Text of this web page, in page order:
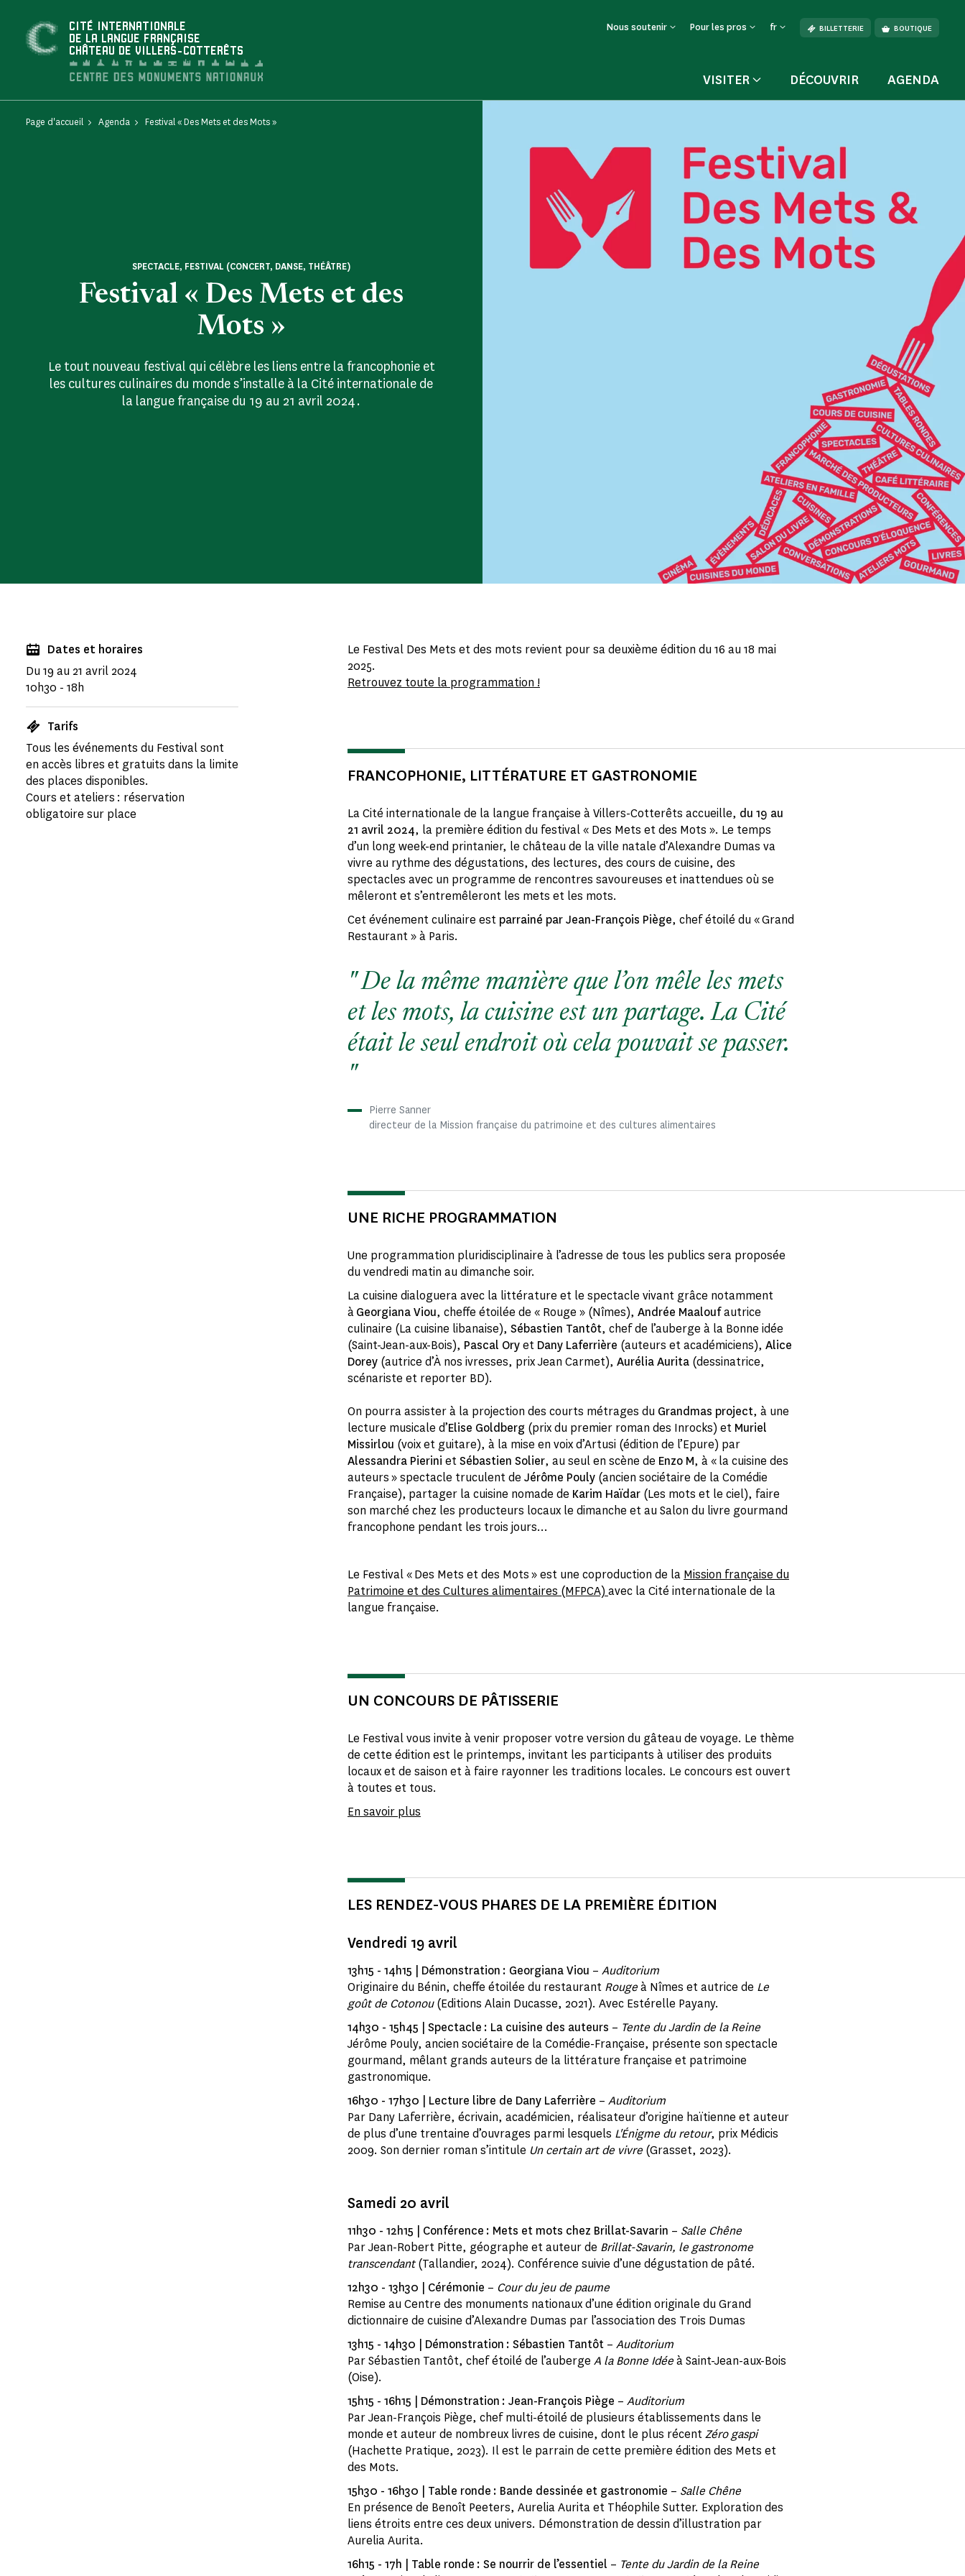
CITÉ INTERNATIONALE
DE LA LANGUE FRANÇAISE
CHÂTEAU DE VILLERS-COTTERÊTS
Nous soutenir Pour les pros fr BILLETTERIE BOUTIQUE
VISITER DÉCOUVRIR AGENDA
Page d'accueil Agenda Festival « Des Mets et des Mots »
Festival « Des Mets et des
Mots »
SPECTACLE, FESTIVAL (CONCERT, DANSE, THÉÂTRE)
Le tout nouveau festival qui célèbre les liens entre la francophonie et
les cultures culinaires du monde s’installe à la Cité internationale de
la langue française du 19 au 21 avril 2024.
Dates et horaires
Du 19 au 21 avril 2024
10h30 - 18h
Tarifs
Tous les événements du Festival sont
en accès libres et gratuits dans la limite
des places disponibles.
Cours et ateliers : réservation
obligatoire sur place
Le Festival Des Mets et des mots revient pour sa deuxième édition du 16 au 18 mai
2025.
Retrouvez toute la programmation !
FRANCOPHONIE, LITTÉRATURE ET GASTRONOMIE
La Cité internationale de la langue française à Villers-Cotterêts accueille, du 19 au
21 avril 2024, la première édition du festival « Des Mets et des Mots ». Le temps
d’un long week-end printanier, le château de la ville natale d’Alexandre Dumas va
vivre au rythme des dégustations, des lectures, des cours de cuisine, des
spectacles avec un programme de rencontres savoureuses et inattendues où se
mêleront et s’entremêleront les mets et les mots.
Cet événement culinaire est parrainé par Jean-François Piège, chef étoilé du « Grand
Restaurant » à Paris.
De la même manière que l’on mêle les mets
et les mots, la cuisine est un partage. La Cité
était le seul endroit où cela pouvait se passer.
Pierre Sanner
directeur de la Mission française du patrimoine et des cultures alimentaires
UNE RICHE PROGRAMMATION
Une programmation pluridisciplinaire à l’adresse de tous les publics sera proposée
du vendredi matin au dimanche soir.
La cuisine dialoguera avec la littérature et le spectacle vivant grâce notamment
àGeorgiana Viou, cheffe étoilée de « Rouge » (Nîmes), Andrée Maaloufautrice
culinaire (La cuisine libanaise), Sébastien Tantôt, chef de l’auberge à la Bonne idée
(Saint-Jean-aux-Bois), Pascal Oryet Dany Laferrière (auteurs et académiciens), Alice
Dorey (autrice d’À nos ivresses, prix Jean Carmet), Aurélia Aurita (dessinatrice,
scénariste et reporter BD).
On pourra assister à la projection des courts métrages du Grandmas project, à une
lecture musicale d’Elise Goldberg (prix du premier roman des Inrocks) et Muriel
Missirlou (voix et guitare), à la mise en voix d’Artusi (édition de l’Epure) par
Alessandra Pierini etSébastien Solier, au seul en scène de Enzo M, à « la cuisine des
auteurs » spectacle truculent de Jérôme Pouly (ancien sociétaire de la Comédie
Française), partager la cuisine nomade de Karim Haïdar (Les mots et le ciel), faire
son marché chez les producteurs locaux le dimanche et au Salon du livre gourmand
francophone pendant les trois jours…
Le Festival « Des Mets et des Mots » est une coproduction de la Mission française du
Patrimoine et des Cultures alimentaires (MFPCA) avec la Cité internationale de la
langue française.
UN CONCOURS DE PÂTISSERIE
Le Festival vous invite à venir proposer votre version du gâteau de voyage. Le thème
de cette édition est le printemps, invitant les participants à utiliser des produits
locaux et de saison et à faire rayonner les traditions locales. Le concours est ouvert
à toutes et tous.
En savoir plus
LES RENDEZ-VOUS PHARES DE LA PREMIÈRE ÉDITION
Vendredi 19 avril
13h15 - 14h15 | Démonstration : Georgiana Viou – Auditorium
Originaire du Bénin, cheffe étoilée du restaurant Rougeà Nîmes et autrice de Le
goût de Cotonou(Editions Alain Ducasse, 2021). Avec Estérelle Payany.
14h30 - 15h45 | Spectacle : La cuisine des auteurs – Tente du Jardin de la Reine
Jérôme Pouly, ancien sociétaire de la Comédie-Française, présente son spectacle
gourmand, mêlant grands auteurs de la littérature française et patrimoine
gastronomique.
16h30 - 17h30 | Lecture libre de Dany Laferrière – Auditorium
Par Dany Laferrière, écrivain, académicien, réalisateur d’origine haïtienne et auteur
de plus d’une trentaine d’ouvrages parmi lesquels L'Énigme du retour, prix Médicis
2009. Son dernier roman s’intitule Un certain art de vivre (Grasset, 2023).
Samedi 20 avril
11h30 - 12h15 | Conférence : Mets et mots chez Brillat-Savarin – Salle Chêne
Par Jean-Robert Pitte, géographe et auteur de Brillat-Savarin, le gastronome
transcendant(Tallandier, 2024). Conférence suivie d’une dégustation de pâté.
12h30 - 13h30 | Cérémonie – Cour du jeu de paume
Remise au Centre des monuments nationaux d’une édition originale du Grand
dictionnaire de cuisine d’Alexandre Dumas par l’association des Trois Dumas
13h15 - 14h30 | Démonstration : Sébastien Tantôt – Auditorium
Par Sébastien Tantôt, chef étoilé de l’auberge A la Bonne Idéeà Saint-Jean-aux-Bois
(Oise).
15h15 - 16h15 | Démonstration : Jean-François Piège – Auditorium
Par Jean-François Piège, chef multi-étoilé de plusieurs établissements dans le
monde et auteur de nombreux livres de cuisine, dont le plus récentZéro gaspi
(Hachette Pratique, 2023). Il est le parrain de cette première édition des Mets et
des Mots.
15h30 - 16h30 | Table ronde : Bande dessinée et gastronomie – Salle Chêne
En présence de Benoît Peeters, Aurelia Aurita et Théophile Sutter. Exploration des
liens étroits entre ces deux univers. Démonstration de dessin d’illustration par
Aurelia Aurita.
16h15 - 17h | Table ronde : Se nourrir de l’essentiel – Tente du Jardin de la Reine